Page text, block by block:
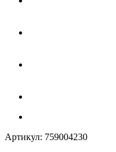
Артикул: 759004230